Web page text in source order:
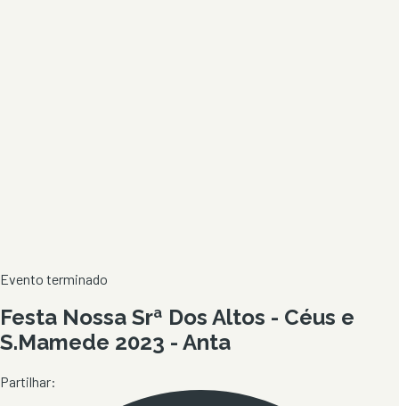
Evento terminado
Festa Nossa Srª Dos Altos - Céus e
S.Mamede 2023 - Anta
Partilhar: